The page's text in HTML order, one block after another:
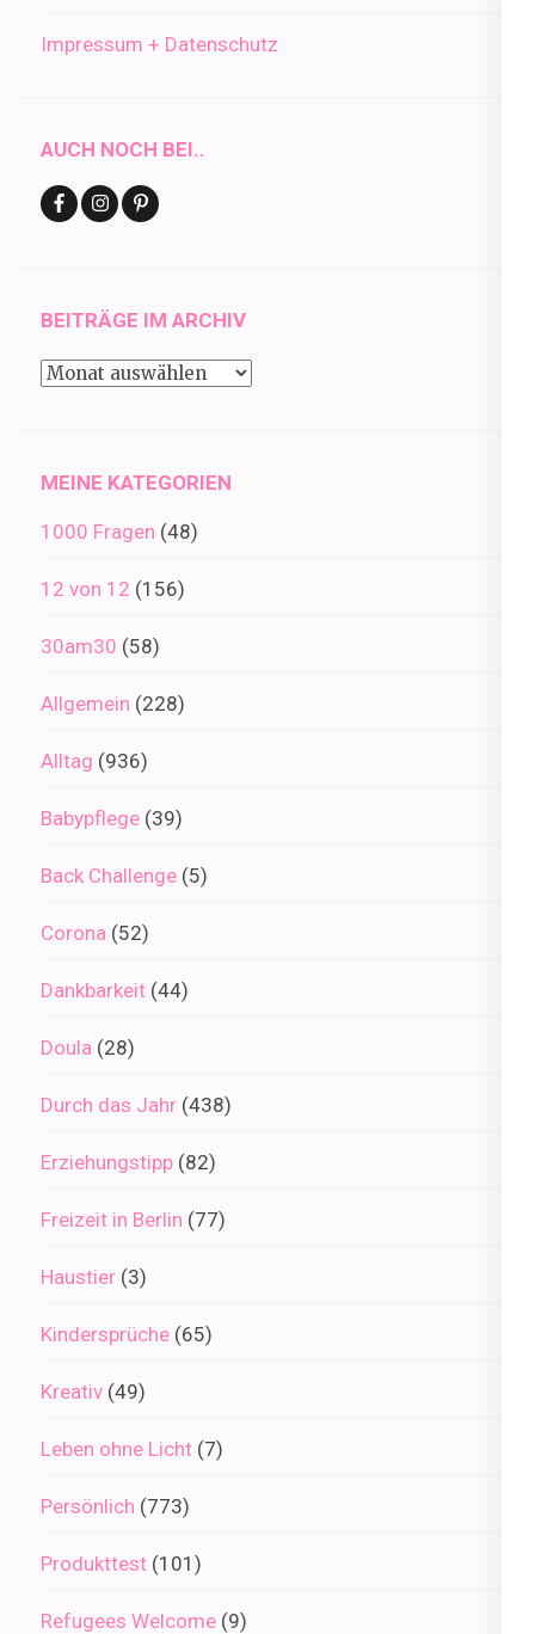
Impressum + Datenschutz
AUCH NOCH BEI..
BEITRÄGE IM ARCHIV
Beiträge
MEINE KATEGORIEN
1000 Fragen (48)
12 von 12 (156)
30am30 (58)
Allgemein (228)
Alltag (936)
Babypflege (39)
Back Challenge (5)
Corona (52)
Dankbarkeit (44)
Doula (28)
Durch das Jahr (438)
Erziehungstipp (82)
Freizeit in Berlin (77)
Haustier (3)
Kindersprüche (65)
Kreativ (49)
Leben ohne Licht (7)
Persönlich (773)
Produkttest (101)
Refugees Welcome (9)